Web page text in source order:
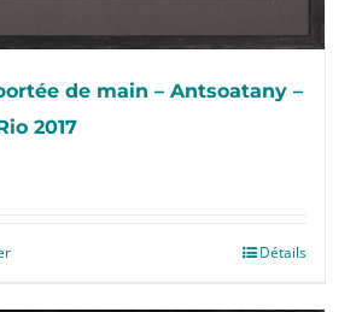
de main – Antsoatany –
2017
Détails